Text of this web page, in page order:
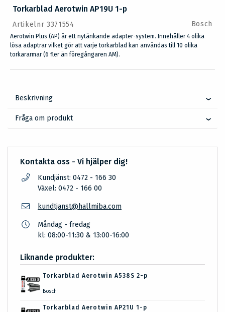
Torkarblad Aerotwin AP19U 1-p
Artikelnr 3371554 Bosch
Aerotwin Plus (AP) är ett nytänkande adapter-system. Innehåller 4 olika
lösa adaptrar vilket gör att varje torkarblad kan användas till 10 olika
torkararmar (6 fler än föregångaren AM).
Beskrivning
Fråga om produkt
Kontakta oss - Vi hjälper dig!
Kundjänst: 0472 - 166 30
Växel: 0472 - 166 00
kundtjanst@hallmiba.com
Måndag - fredag
kl: 08:00-11:30 & 13:00-16:00
Liknande produkter:
Torkarblad Aerotwin A538S 2-p
Bosch
Torkarblad Aerotwin AP21U 1-p